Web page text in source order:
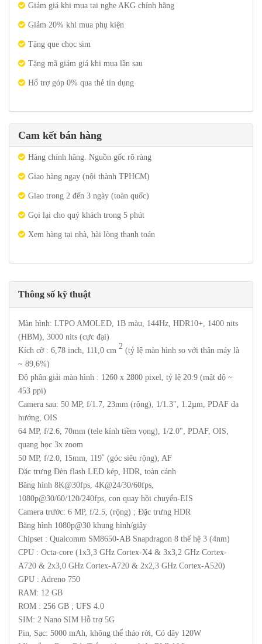
Giảm giá khi mua tai nghe AKG chính hãng
Giảm 20% khi mua phụ kiện
Tặng que chọc sim
Tặng mã giảm giá khi mua lần sau
Hổ trợ góp 0% qua thẻ tín dụng
Cam kết bán hàng
Hàng chính hãng. Nguồn gốc rõ ràng
Giao hàng ngay (nội thành TPHCM)
Giao trong 2 đến 3 ngày (toàn quốc)
Gọi lại cho quý khách trong 5 phút
Xem hàng tại nhà, hài lòng thanh toán
Thông số kỹ thuật
Màn hình: LTPO AMOLED, 1B màu, 144Hz, HDR10+, 1400 nits
(HBM), 3000 nits (cực đại)
Kích cỡ : 6,78 inch, 111,0 cm 2 (tỷ lệ màn hình so với thân máy là
~ 89,6%)
Độ phân giải màn hình : 1260 x 2800 pixel, tỷ lệ 20:9 (mật độ ~
453 ppi)
Camera sau: 50 MP, f/1.7, 23mm (rộng), 1/1.3", 1.2µm, PDAF đa
hướng, OIS
64 MP, f/2.6, 70mm (tele kính tiềm vọng), 1/2.0", PDAF, OIS,
quang học 3x zoom
50 MP, f/2.0, 15mm, 119˚ (góc siêu rộng), AF
Đặc trưng Đèn flash LED kép, HDR, toàn cảnh
Băng hình 8K@30fps, 4K@24/30/60fps,
1080p@30/60/120/240fps, con quay hồi chuyển-EIS
Camera trước: 6 MP, f/2.5, (rộng) ; Đặc trưng HDR
Băng hình 1080p@30 khung hình/giây
Chipset : Qualcomm SM8650-AB Snapdragon 8 thế hệ 3 (4nm)
CPU : Octa-core (1x3,3 GHz Cortex-X4 & 3x3,2 GHz Cortex-
A720 & 2x3,0 GHz Cortex-A720 & 2x2,3 GHz Cortex-A520)
GPU : Adreno 750
RAM: 12 GB
ROM : 256 GB ; UFS 4.0
SIM: 2 Nano SIM Hỗ trợ 5G
Pin, Sạc: 5000 mAh, không thể tháo rời, Có dây 120W